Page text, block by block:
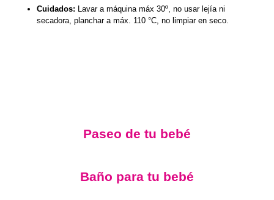
Cuidados: Lavar a máquina máx 30º, no usar lejía ni
secadora, planchar a máx. 110 °C, no limpiar en seco.
Paseo de tu bebé
Baño para tu bebé